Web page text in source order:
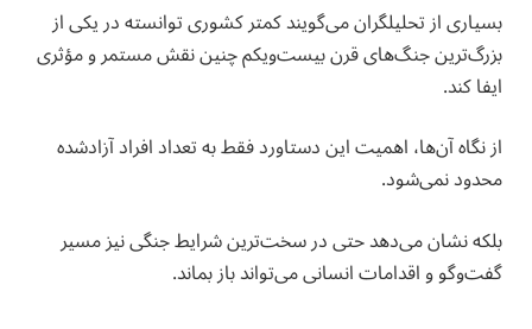
بسیاری از تحلیلگران می‌گویند کمتر کشوری توانسته در یکی از
بزرگ‌ترین جنگ‌های قرن بیست‌ویکم چنین نقش مستمر و مؤثری
ایفا کند.
از نگاه آن‌ها، اهمیت این دستاورد فقط به تعداد افراد آزادشده
محدود نمی‌شود.
بلکه نشان می‌دهد حتی در سخت‌ترین شرایط جنگی نیز مسیر
گفت‌وگو و اقدامات انسانی می‌تواند باز بماند.